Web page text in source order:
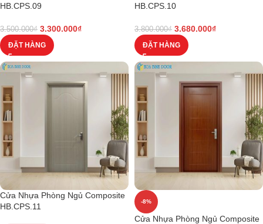
HB.CPS.09
3.500.000₫ 3.300.000₫
ĐẶT HÀNG
HB.CPS.10
3.800.000₫ 3.680.000₫
ĐẶT HÀNG
Cửa Nhựa Phòng Ngủ Composite
HB.CPS.11
-8%
Cửa Nhựa Phòng Ngủ Composite